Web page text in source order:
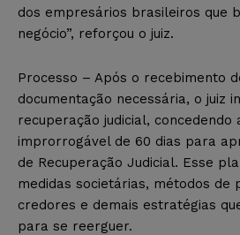
dos empresários brasileiros que
negócio”, reforçou o juiz.
Processo – Após o recebimento
documentação necessária, o juiz
recuperação judicial, concedendo
improrrogável de 60 dias para
de Recuperação Judicial. Esse
medidas societárias, métodos de
credores e demais estratégias
para se reerguer.